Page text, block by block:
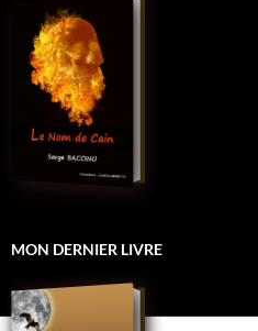
MON DERNIER LIVRE